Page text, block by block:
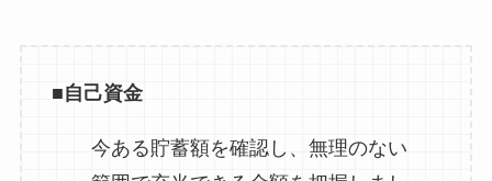
■自己資金
今ある貯蓄額を確認し、無理のない